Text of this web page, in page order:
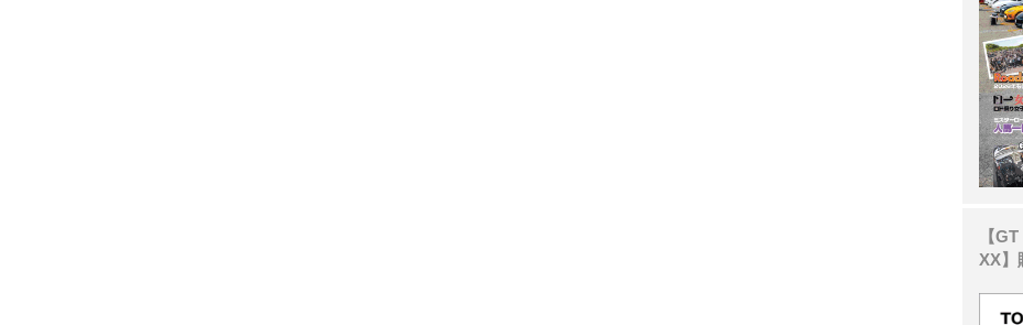
【
XX】